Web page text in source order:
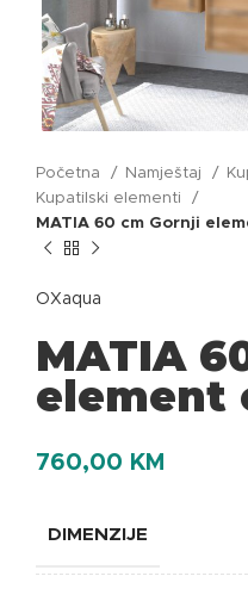
Početna Namještaj
Kupatilski elementi
MATIA 60 cm Gornji
OXaqua
MATIA
element
760,00 KM
DIMENZIJE